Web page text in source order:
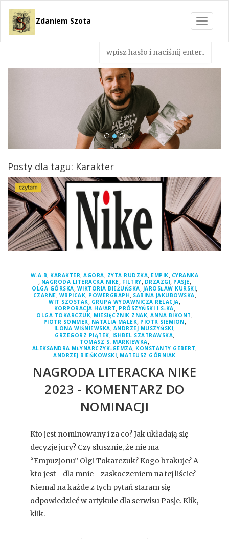
Toggle
Zdaniem Szota
Posty dla tagu: Karakter
W.A.B, KARAKTER,AGORA, ZYTA RUDZKA, EMPIK, CYRANKA
, NAGRODA LITERACKA NIKE, FILTRY, DRZAZGI, PASJE,
OLGA GÓRSKA, WIKTORIA BIEŻUŃSKA, JAROSŁAW KURSKI,
CZARNE, WBPICAK, POWERGRAPH, SABINA JAKUBOWSKA,
WIT SZOSTAK, GRUPA WYDAWNICZA RELACJA,
KORPORACJA HA!ART, PRÓSZYŃSKI I S-KA,
OLGA TOKARCZUK, MIESIĘCZNIK ZNAK,ANNA BIKONT ,
PIOTR SOMMER, NATALIA MALEK, PIOTR SIEMION,
ILONA WIŚNIEWSKA, ANDRZEJ MUSZYŃSKI,
GRZEGORZ PIĄTEK, ISHBEL SZATRAWSKA,
TOMASZ S. MARKIEWKA,
ALEKSANDRA MŁYNARCZYK-GEMZA, KONSTANTY GEBERT,
ANDRZEJ BIEŃKOWSKI, MATEUSZ GÓRNIAK
NAGRODA LITERACKA NIKE
2023 - KOMENTARZ DO
NOMINACJI
Kto jest nominowany i za co? Jak układają się
decyzje jury? Czy słusznie, że nie ma
“Empuzjonu” Olgi Tokarczuk? Kogo brakuje? A
kto jest - dla mnie - zaskoczeniem na tej liście?
Niemal na każde z tych pytań staram się
odpowiedzieć w artykule dla serwisu Pasje. Klik,
klik.